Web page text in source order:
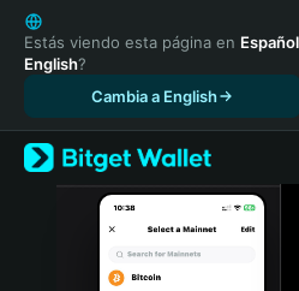
English
日本語
Tiếng Việt
Español (Latinoamérica)
Türkçe
Italiano
Estás viendo esta página en Español
English?
Cambia a English